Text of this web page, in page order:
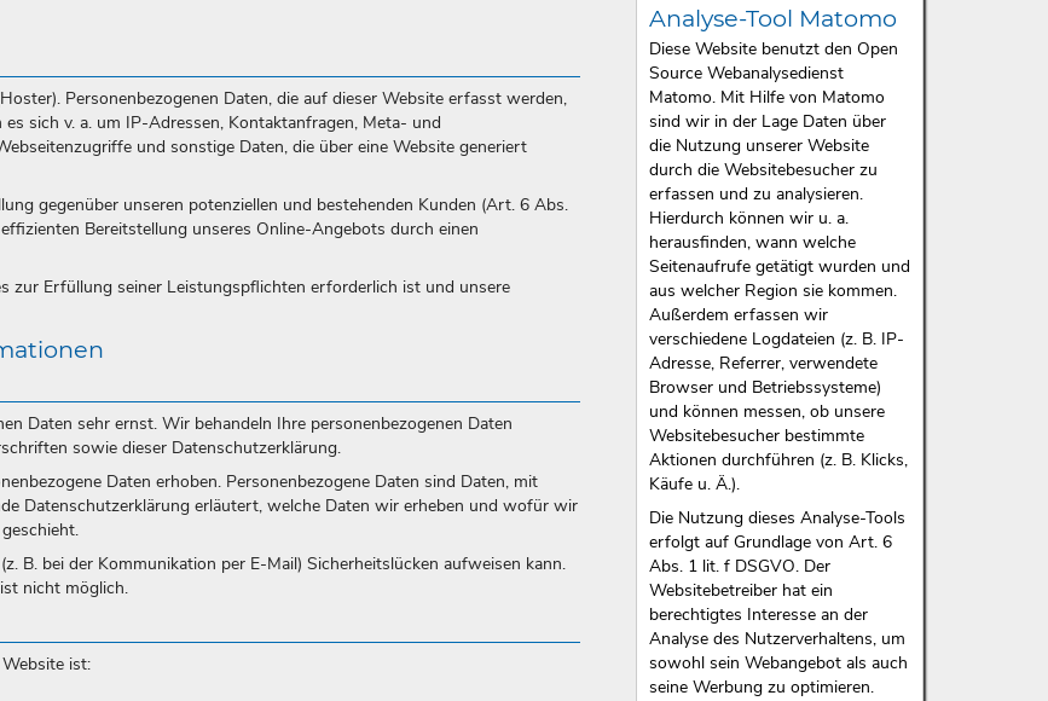
Analyse-Tool Matomo
Diese Website benutzt den Open
Source Webanalysedienst
Matomo. Mit Hilfe von Matomo
sind wir in der Lage Daten über
die Nutzung unserer Website
durch die Websitebesucher zu
erfassen und zu analysieren.
Hierdurch können wir u. a.
herausfinden, wann welche
Seitenaufrufe getätigt wurden und
aus welcher Region sie kommen.
Außerdem erfassen wir
verschiedene Logdateien (z. B. IP-
Adresse, Referrer, verwendete
Browser und Betriebssysteme)
und können messen, ob unsere
Websitebesucher bestimmte
Aktionen durchführen (z. B. Klicks,
Käufe u. Ä.).
Die Nutzung dieses Analyse-Tools
erfolgt auf Grundlage von Art. 6
Abs. 1 lit. f DSGVO. Der
Websitebetreiber hat ein
berechtigtes Interesse an der
Analyse des Nutzerverhaltens, um
sowohl sein Webangebot als auch
seine Werbung zu optimieren.
Personenbezogenen Daten, die auf dieser Website erfasst werden,
sich v. a. um IP-Adressen, Kontaktanfragen, Meta- und
und sonstige Daten, die über eine Website generiert
gegenüber unseren potenziellen und bestehenden Kunden (Art. 6 Abs.
Bereitstellung unseres Online-Angebots durch einen
zur Erfüllung seiner Leistungspflichten erforderlich ist und unsere
Daten sehr ernst. Wir behandeln Ihre personenbezogenen Daten
sowie dieser Datenschutzerklärung.
Daten erhoben. Personenbezogene Daten sind Daten, mit
Datenschutzerklärung erläutert, welche Daten wir erheben und wofür wir
B. bei der Kommunikation per E-Mail) Sicherheitslücken aufweisen kann.
nicht möglich.
ist: